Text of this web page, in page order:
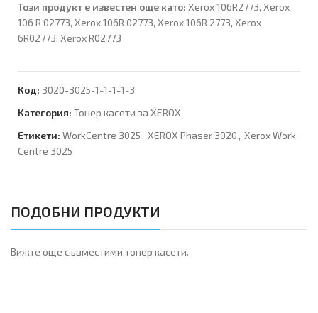
Този продукт е известен още като: Xerox 106R2773, Xerox
106 R 02773, Xerox 106R 02773, Xerox 106R 2773, Xerox
6R02773, Xerox R02773
Код: 3020-3025-1-1-1-1-3
Категория: Тонер касети за XEROX
Етикети: WorkCentre 3025 , XEROX Phaser 3020 , Xerox Work
Centre 3025
ПОДОБНИ ПРОДУКТИ
Вижте още съвместими тонер касети.